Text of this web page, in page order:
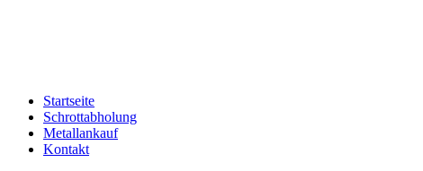
Startseite
Schrottabholung
Metallankauf
Kontakt